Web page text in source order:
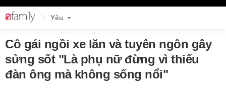
Yêu
Cô gái ngồi xe lăn và tuyên ngôn gây
sửng sốt "Là phụ nữ đừng vì thiếu
đàn ông mà không sống nổi"